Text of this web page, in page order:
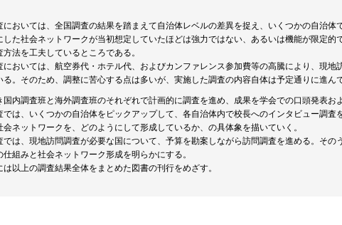
においては、全国調査の結果を踏まえて自治体レベルの差異を捉え、いくつかの自治
した社会ネットワークが当初想定していたほどは強力ではない、あるいは機能が限定的
方法を工夫しているところである。
においては、航空券代・ホテル代、およびカンファレンス参加費等の高騰により、現
る。そのため、調整に苦心する点は多いが、実施した調査の内容自体は予定通りに進ん
国内調査班と海外調査班のそれぞれで計画的に調査を進め、成果を学会での口頭発表お
では、いくつかの自治体をピックアップして、各自治体内で校長へのインタビュー調
会ネットワークを、どのようにして形成しているか、の具体象を描いていく。
では、現地訪問調査が必要な国について、予算を勘案しながら訪問調査を進める。その
仕組みと社会ネットワーク形成を明らかにする。
は以上の調査結果全体をまとめた図書の刊行をめざす。